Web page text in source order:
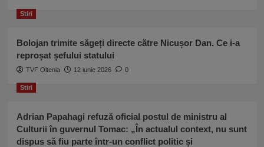
Stiri
Bolojan trimite săgeți directe către Nicușor Dan. Ce i-a
reproșat șefului statului
TVF Oltenia 12 iunie 2026 0
Stiri
Adrian Papahagi refuză oficial postul de ministru al
Culturii în guvernul Tomac: „În actualul context, nu sunt
dispus să fiu parte într-un conflict politic și